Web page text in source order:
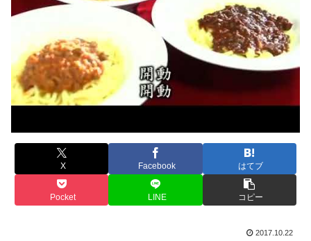
X Facebook はてブ
Pocket LINE コピー
2017.10.22